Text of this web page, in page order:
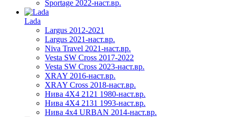
Sportage 2022-наст.вр.
Lada
Largus 2012-2021
Largus 2021-наст.вр.
Niva Travel 2021-наст.вр.
Vesta SW Cross 2017-2022
Vesta SW Cross 2023-наст.вр.
XRAY 2016-наст.вр.
XRAY Cross 2018-наст.вр.
Нива 4X4 2121 1980-наст.вр.
Нива 4X4 2131 1993-наст.вр.
Нива 4х4 URBAN 2014-наст.вр.